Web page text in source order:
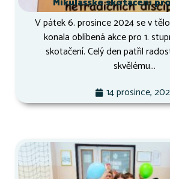
V pátek 6. prosince 2024 se v
konala oblíbená akce pro 1.
skotačení. Celý den patřil
skvělému...
14 prosince,